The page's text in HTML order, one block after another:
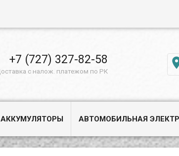
+7 (727) 327-82-58
с налож. платежом по РК
АККУМУЛЯТОРЫ АВТОМОБИЛЬНАЯ